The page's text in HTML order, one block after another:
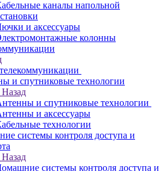
каналы напольной
и аксессуары
колонны
и спутниковые технологии
Назад
и спутниковые технологии
и аксессуары
технологии
системы контроля доступа и
Назад
системы контроля доступа и